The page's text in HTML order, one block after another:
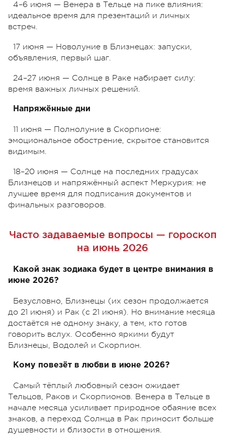
4–6 июня — Венера в Тельце на пике влияния:
идеальное время для презентаций и личных
встреч.
17 июня — Новолуние в Близнецах: запуски,
объявления, первый шаг.
24–27 июня — Солнце в Раке набирает силу:
время важных личных решений.
Напряжённые дни
11 июня — Полнолуние в Скорпионе:
эмоциональное обострение, скрытое становится
видимым.
18–20 июня — Солнце на последних градусах
Близнецов и напряжённый аспект Меркурия: не
лучшее время для подписания документов и
финальных разговоров.
Часто задаваемые вопросы — гороскоп
на июнь 2026
Какой знак зодиака будет в центре внимания в
июне 2026?
Безусловно, Близнецы (их сезон продолжается
до 21 июня) и Рак (с 21 июня). Но внимание месяца
достаётся не одному знаку, а тем, кто готов
говорить вслух. Особенно яркими будут
Близнецы, Водолей и Скорпион.
Кому повезёт в любви в июне 2026?
Самый тёплый любовный сезон ожидает
Тельцов, Раков и Скорпионов. Венера в Тельце в
начале месяца усиливает природное обаяние всех
знаков, а переход Солнца в Рак приносит больше
душевности и близости в отношения.